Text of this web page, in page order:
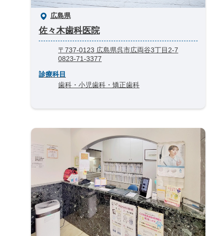
広島県
佐々木歯科医院
〒737-0123 広島県呉市広両谷3丁目2-7
0823-71-3377
診療科目
歯科・小児歯科・矯正歯科